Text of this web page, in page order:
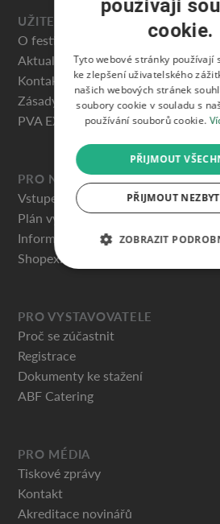
UŽITEČNÉ
O festivalu
Aktuality
Kontakty
Zásady ochrany osobních údajů
PVA EXPO PRAHA
PRO NÁVŠTĚVNÍKY
Vstupenky
Plán výstaviště
Informace pro návštěvníky
Shopex.cz
PRO VYSTAVOVATELE
Proč se zúčastnit
Registrace
Dokumenty ke stažení
ABF Catering
PRO MÉDIA
Tiskové zprávy
Kontakt
Akreditace novinářů
používají
cookie.
Tyto webové stránky používají
ke zlepšení uživatelského
našich webových stránek
soubory cookie v souladu s
používání souborů cookie.
PŘIJMOUT
PŘIJMOUT
ZOBRAZIT